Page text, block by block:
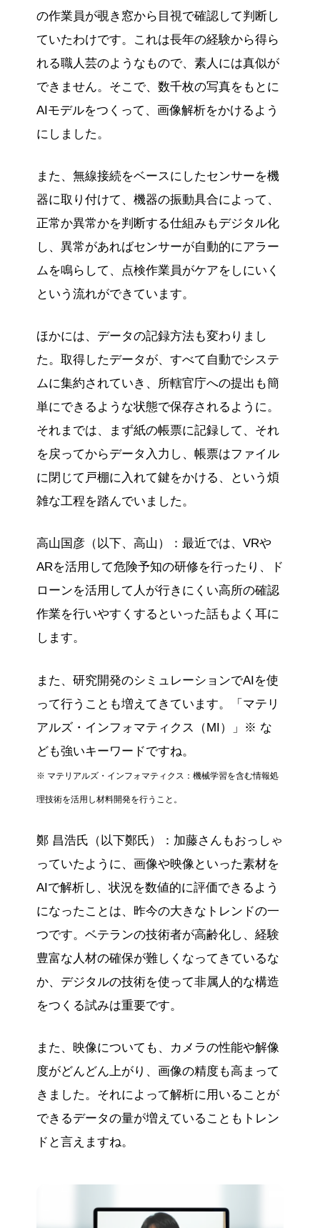
の作業員が覗き窓から目視で確認して判断し
ていたわけです。これは長年の経験から得ら
れる職人芸のようなもので、素人には真似が
できません。そこで、数千枚の写真をもとに
AIモデルをつくって、画像解析をかけるよう
にしました。
また、無線接続をベースにしたセンサーを機
器に取り付けて、機器の振動具合によって、
正常か異常かを判断する仕組みもデジタル化
し、異常があればセンサーが自動的にアラー
ムを鳴らして、点検作業員がケアをしにいく
という流れができています。
ほかには、データの記録方法も変わりまし
た。取得したデータが、すべて自動でシステ
ムに集約されていき、所轄官庁への提出も簡
単にできるような状態で保存されるように。
それまでは、まず紙の帳票に記録して、それ
を戻ってからデータ入力し、帳票はファイル
に閉じて戸棚に入れて鍵をかける、という煩
雑な工程を踏んでいました。
高山国彦（以下、高山）：最近では、VRや
ARを活用して危険予知の研修を行ったり、ド
ローンを活用して人が行きにくい高所の確認
作業を行いやすくするといった話もよく耳に
します。
また、研究開発のシミュレーションでAIを使
って行うことも増えてきています。「マテリ
アルズ・インフォマティクス（MI）」※ な
ども強いキーワードですね。
※ マテリアルズ・インフォマティクス：機械学習を含む情報処
理技術を活用し材料開発を行うこと。
鄭 昌浩氏（以下鄭氏）：加藤さんもおっしゃ
っていたように、画像や映像といった素材を
AIで解析し、状況を数値的に評価できるよう
になったことは、昨今の大きなトレンドの一
つです。ベテランの技術者が高齢化し、経験
豊富な人材の確保が難しくなってきているな
か、デジタルの技術を使って非属人的な構造
をつくる試みは重要です。
また、映像についても、カメラの性能や解像
度がどんどん上がり、画像の精度も高まって
きました。それによって解析に用いることが
できるデータの量が増えていることもトレン
ドと言えますね。